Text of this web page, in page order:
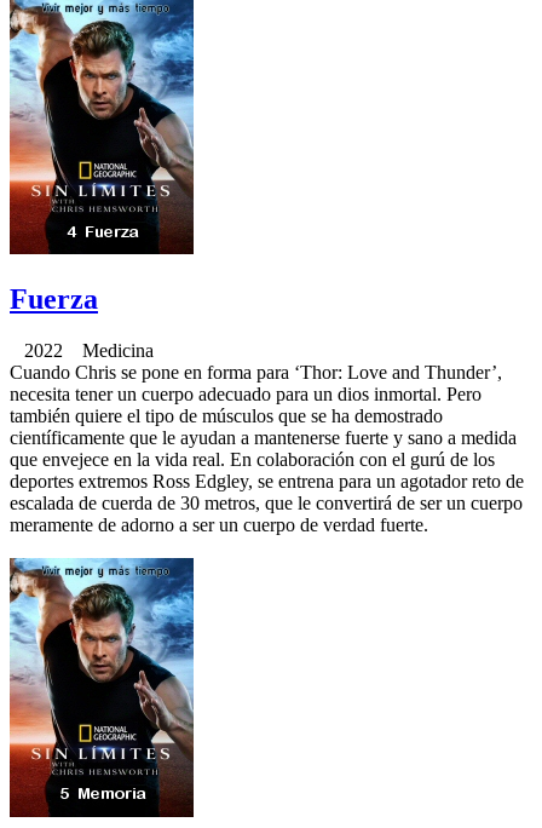
Fuerza
2022 Medicina
Cuando Chris se pone en forma para ‘Thor: Love and Thunder’,
necesita tener un cuerpo adecuado para un dios inmortal. Pero
también quiere el tipo de músculos que se ha demostrado
científicamente que le ayudan a mantenerse fuerte y sano a medida
que envejece en la vida real. En colaboración con el gurú de los
deportes extremos Ross Edgley, se entrena para un agotador reto de
escalada de cuerda de 30 metros, que le convertirá de ser un cuerpo
meramente de adorno a ser un cuerpo de verdad fuerte.